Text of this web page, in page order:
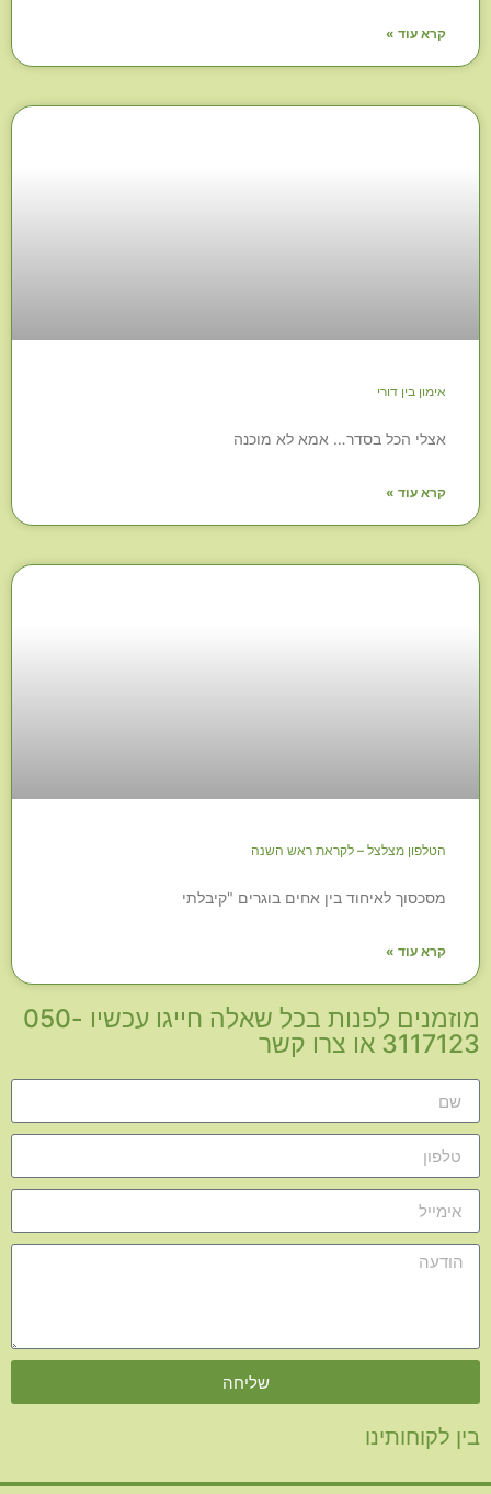
קרא עוד »
אימון בין דורי
אצלי הכל בסדר… אמא לא מוכנה
קרא עוד »
הטלפון מצלצל – לקראת ראש השנה
מסכסוך לאיחוד בין אחים בוגרים "קיבלתי
קרא עוד »
מוזמנים לפנות בכל שאלה חייגו עכשיו 050-
3117123 או צרו קשר
שליחה
בין לקוחותינו